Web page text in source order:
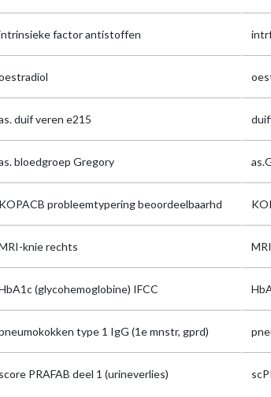
factor antistoffen
duif veren e215
bloedgroep Gregory
KOPACB probleemtypering beoordeelbaarhd
knie rechts
(glycohemoglobine) IFCC
type 1 IgG (1e mnstr, gprd)
score PRAFAB deel 1 (urineverlies)